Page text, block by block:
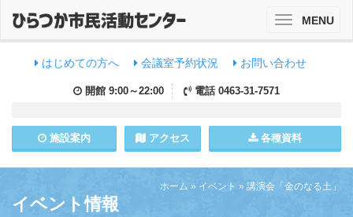
はじめての方へ 会議室予約状況 お問い合わせ
開館 9:00～22:00 電話 0463-31-7571
施設案内 アクセス 各種資料
ToggleMENU
ホーム » イベント » 講演会「金のなる土」
イベント情報